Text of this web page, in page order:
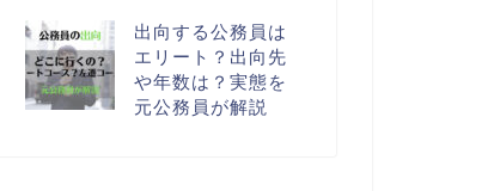
出向する公務員は
エリート？出向先
や年数は？実態を
元公務員が解説